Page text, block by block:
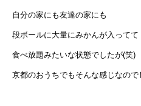
自分の家にも友達の家にも
段ボールに大量にみかんが入ってて
食べ放題みたいな状態でしたが(笑)
京都のおうちでもそんな感じなの